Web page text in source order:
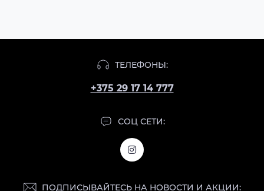
ТЕЛЕФОНЫ:
+375 29 17 14 777
СОЦ СЕТИ:
ПОДПИСЫВАЙТЕСЬ НА НОВОСТИ И АКЦИИ: